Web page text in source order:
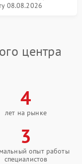
08.08.2026
центра
4
лет на рынке
3
опыт работы
специалистов